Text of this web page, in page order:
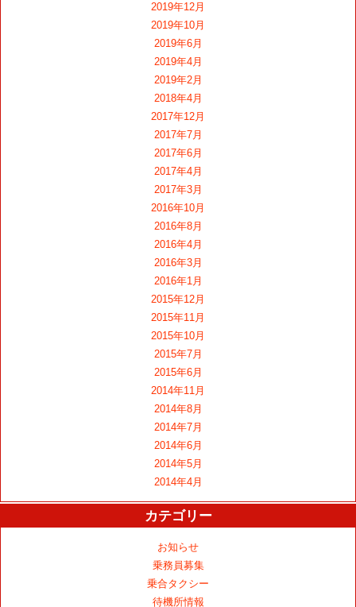
2019年12月
2019年10月
2019年6月
2019年4月
2019年2月
2018年4月
2017年12月
2017年7月
2017年6月
2017年4月
2017年3月
2016年10月
2016年8月
2016年4月
2016年3月
2016年1月
2015年12月
2015年11月
2015年10月
2015年7月
2015年6月
2014年11月
2014年8月
2014年7月
2014年6月
2014年5月
2014年4月
カテゴリー
お知らせ
乗務員募集
乗合タクシー
待機所情報